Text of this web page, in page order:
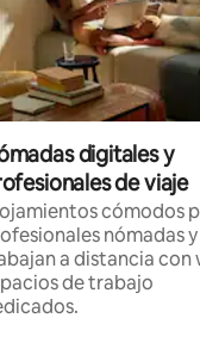
digitales y
de viaje
cómodos
nómadas
a distancia con
de trabajo